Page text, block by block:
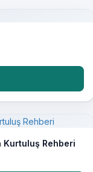
Kurtuluş Rehberi